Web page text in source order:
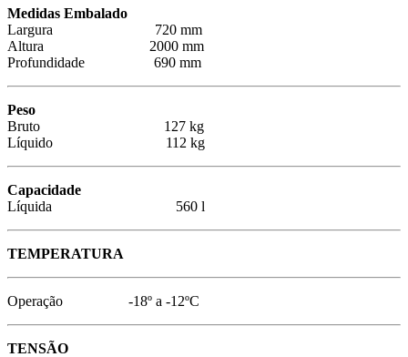
Medidas Embalado
Largura 720 mm
Altura 2000 mm
Profundidade 690 mm
Peso
Bruto 127 kg
Líquido 112 kg
Capacidade
Líquida 560 l
TEMPERATURA
Operação -18º a -12ºC
TENSÃO